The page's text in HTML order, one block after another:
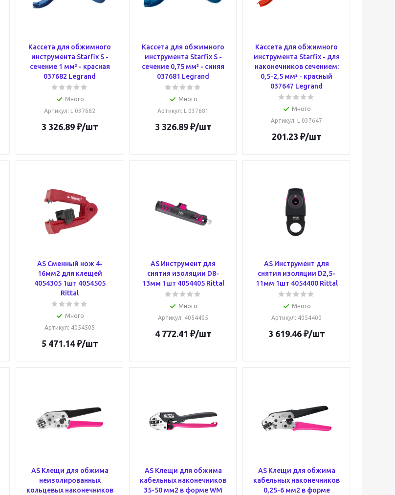
Кассета для обжимного
инструмента Starfix S -
сечение 1 мм² - красная
037682 Legrand
Много
Артикул: L 037682
3 326.89₽/шт
Кассета для обжимного
инструмента Starfix S -
сечение 0,75 мм² - синяя
037681 Legrand
Много
Артикул: L 037681
3 326.89₽/шт
Кассета для обжимного
инструмента Starfix - для
наконечников сечением:
0,5-2,5 мм² - красный
037647 Legrand
Много
Артикул: L 037647
201.23 ₽/шт
AS Сменный нож 4-
16мм2 для клещей
4054305 1шт 4054505
Rittal
Много
Артикул: 4054505
5 471.14₽/шт
AS Инструмент для
снятия изоляции D8-
13мм 1шт 4054405 Rittal
Много
Артикул: 4054405
4 772.41 ₽/шт
AS Инструмент для
снятия изоляции D2,5-
11мм 1шт 4054400 Rittal
Много
Артикул: 4054400
3 619.46₽/шт
AS Клещи для обжима
неизолированных
кольцевых наконечников
AS Клещи для обжима
кабельных наконечников
35-50 мм2 в форме WM
AS Клещи для обжима
кабельных наконечников
0,25-6 мм2 в форме